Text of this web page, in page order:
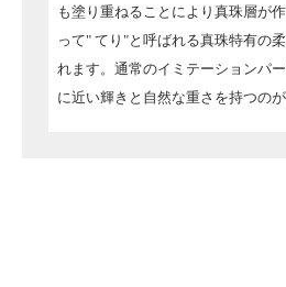
も塗り重ねることにより真珠層が
って" てり"と呼ばれる真珠特有の
れます。通常のイミテーションパ
に近い輝きと自然な重さを持つのが